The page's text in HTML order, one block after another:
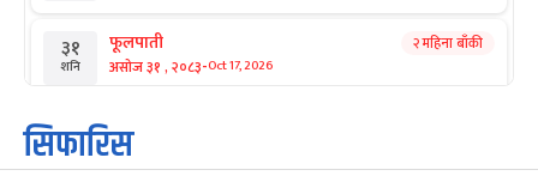
३१
शनि
फूलपाती
असोज ३१ , २०८३-Oct 17, 2026
२ महिना बाँकी
१
आइत
कार्तिक सङ्क्रान्ति
कार्तिक १, २०८३
सिफारिस